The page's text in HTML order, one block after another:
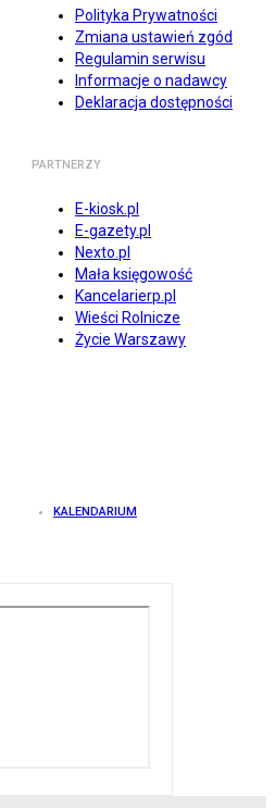
Polityka Prywatności
Zmiana ustawień zgód
Regulamin serwisu
Informacje o nadawcy
Deklaracja dostępności
PARTNERZY
E-kiosk.pl
E-gazety.pl
Nexto.pl
Mała księgowość
Kancelarierp.pl
Wieści Rolnicze
Życie Warszawy
KALENDARIUM